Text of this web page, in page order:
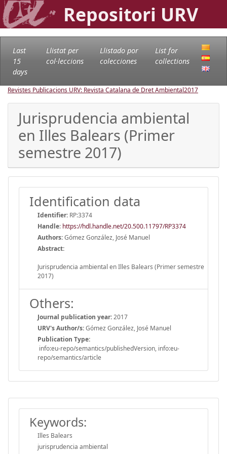
Repositori URV
Last
15
days
Llistat per
col·leccions
Llistado por
colecciones
List for
collections
Revistes Publicacions URV: Revista Catalana de Dret Ambiental2017
Jurisprudencia ambiental
en Illes Balears (Primer
semestre 2017)
Identification data
Identifier: RP:3374
Handle: https://hdl.handle.net/20.500.11797/RP3374
Authors:Gómez González, José Manuel
Abstract:
Jurisprudencia ambiental en Illes Balears (Primer semestre
2017)
Others:
Journal publication year:2017
URV's Author/s:Gómez González, José Manuel
Publication Type:
info:eu-repo/semantics/publishedVersion, info:eu-
repo/semantics/article
Keywords:
Illes Balears
jurisprudencia ambiental